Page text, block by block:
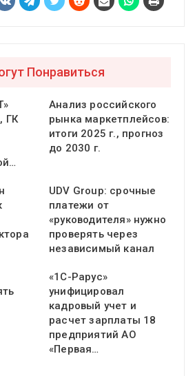
Понравиться
ГК
Анализ российского
рынка маркетплейсов:
итоги 2025 г., прогноз
до 2030 г.
UDV Group: срочные
платежи от
«руководителя» нужно
проверять через
независимый канал
«1С-Рарус»
унифицировал
кадровый учет и
расчет зарплаты 18
предприятий АО
«Первая…